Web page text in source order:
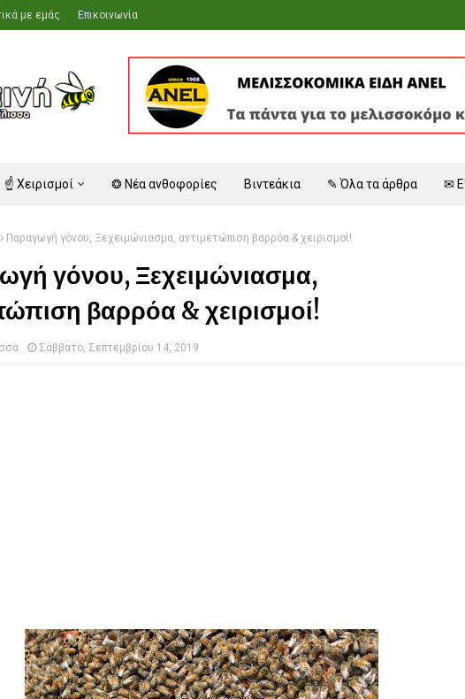
με εμάς Επικοινωνία
☝ Χειρισμοί ❂ Νέα ανθοφορίες Βιντεάκια ✎ Όλα τα άρθρα ✉
Παραγωγή γόνου, Ξεχειμώνιασμα, αντιμετώπιση βαρρόα & χειρισμοί!
γόνου, Ξεχειμώνιασμα,
βαρρόα & χειρισμοί!
Σάββατο, Σεπτεμβρίου 14, 2019